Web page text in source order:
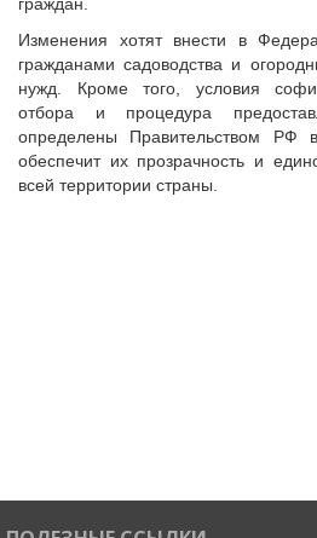
Изменения хотят внести в
гражданами садоводства и
нужд. Кроме того, условия
отбора и процедура
определены Правительством РФ
обеспечит их прозрачность и
всей территории страны.